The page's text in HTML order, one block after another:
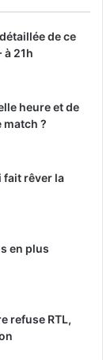
détaillée de ce
à 21h
heure et de
match ?
fait rêver la
en plus
refuse RTL,